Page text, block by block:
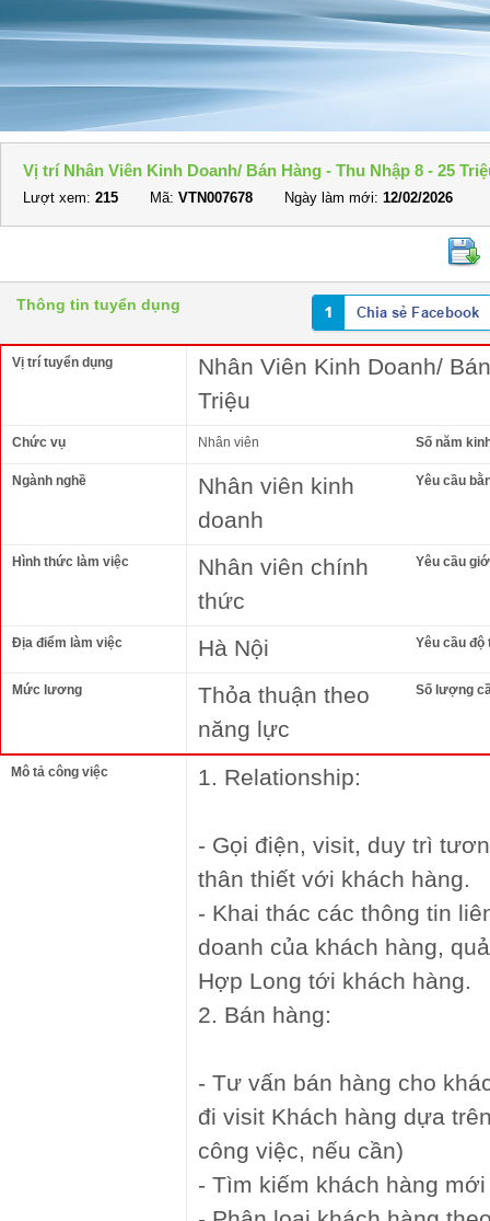
Vị trí Nhân Viên Kinh Doanh/ Bán Hàng - Thu Nhập 8 - 25
Lượt xem: 215 Mã: VTN007678 Ngày làm mới: 12/02/2026
Thông tin tuyển dụng
Vị trí tuyển dụng
Nhân Viên Kinh Doanh/
Triệu
Chức vụ Nhân viên Số năm
Ngành nghề
Nhân viên kinh
doanh
Yêu cầu
Hình thức làm việc
Nhân viên chính
thức
Yêu cầu
Địa điểm làm việc Hà Nội Yêu cầu độ
Mức lương
Thỏa thuận theo
năng lực
Số lượng
Mô tả công việc 1. Relationship:
- Gọi điện, visit, duy trì
thân thiết với khách hàng.
- Khai thác các thông tin
doanh của khách hàng,
Hợp Long tới khách hàng.
2. Bán hàng:
- Tư vấn bán hàng cho
đi visit Khách hàng dựa
công việc, nếu cần)
- Tìm kiếm khách hàng mới